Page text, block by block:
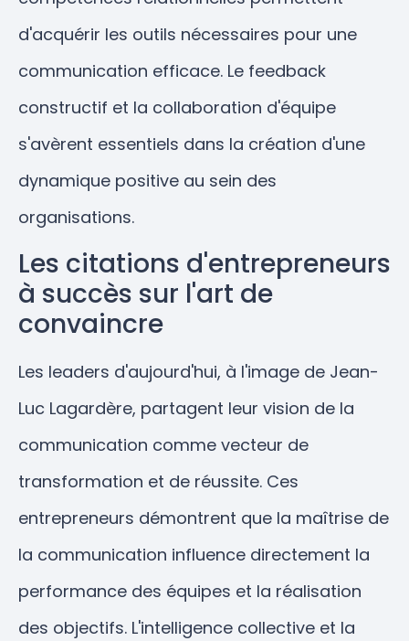
d'acquérir les outils nécessaires pour une
communication efficace. Le feedback
constructif et la collaboration d'équipe
s'avèrent essentiels dans la création d'une
dynamique positive au sein des
organisations.
Les citations d'entrepreneurs
à succès sur l'art de
convaincre
Les leaders d'aujourd'hui, à l'image de Jean-
Luc Lagardère, partagent leur vision de la
communication comme vecteur de
transformation et de réussite. Ces
entrepreneurs démontrent que la maîtrise de
la communication influence directement la
performance des équipes et la réalisation
des objectifs. L'intelligence collective et la